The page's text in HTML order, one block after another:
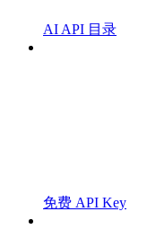
AI API 目录
免费 API Key